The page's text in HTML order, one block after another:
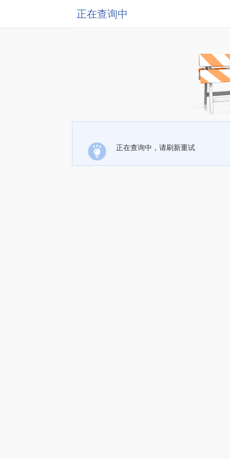
正在查询中
正在查询中，请刷新重试